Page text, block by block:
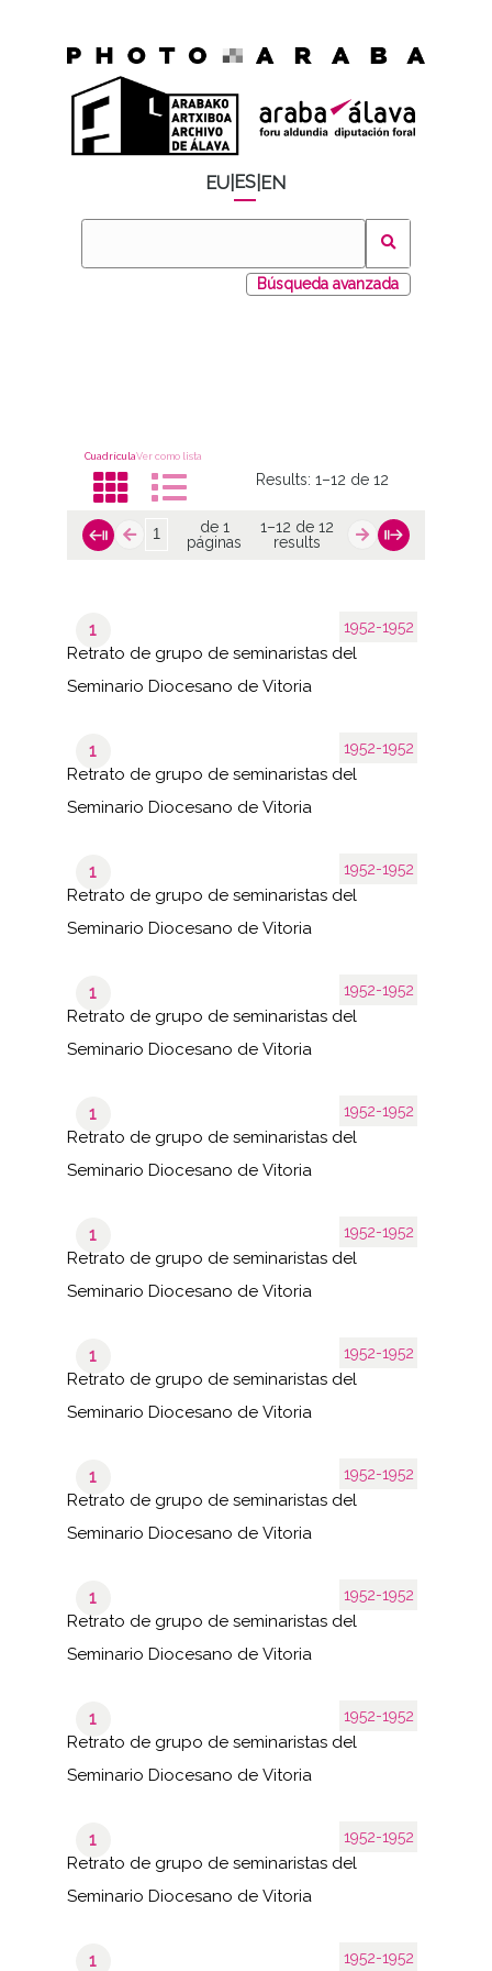
EU ES EN
Búsqueda avanzada
CuadrículaVer como lista
Results:1–12 de 12
de 1
páginas
1–12 de 12
results
1952-1952
1
Retrato de grupo de seminaristas del
Seminario Diocesano de Vitoria
1952-1952
1
Retrato de grupo de seminaristas del
Seminario Diocesano de Vitoria
1952-1952
1
Retrato de grupo de seminaristas del
Seminario Diocesano de Vitoria
1952-1952
1
Retrato de grupo de seminaristas del
Seminario Diocesano de Vitoria
1952-1952
1
Retrato de grupo de seminaristas del
Seminario Diocesano de Vitoria
1952-1952
1
Retrato de grupo de seminaristas del
Seminario Diocesano de Vitoria
1952-1952
1
Retrato de grupo de seminaristas del
Seminario Diocesano de Vitoria
1952-1952
1
Retrato de grupo de seminaristas del
Seminario Diocesano de Vitoria
1952-1952
1
Retrato de grupo de seminaristas del
Seminario Diocesano de Vitoria
1952-1952
1
Retrato de grupo de seminaristas del
Seminario Diocesano de Vitoria
1952-1952
1
Retrato de grupo de seminaristas del
Seminario Diocesano de Vitoria
1952-1952
1